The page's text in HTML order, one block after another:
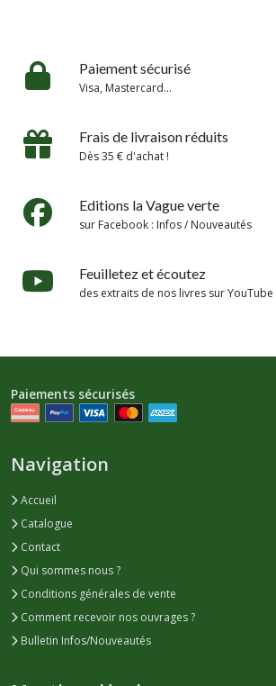
Paiement sécurisé
Visa, Mastercard...
Frais de livraison réduits
Dès 35 € d'achat !
Editions la Vague verte
sur Facebook : Infos / Nouveautés
Feuilletez et écoutez
des extraits de nos livres sur YouTube
Paiements sécurisés
Navigation
Accueil
Catalogue
Contact
Qui sommes nous ?
Conditions générales de vente
Comment recevoir nos ouvrages ?
Bulletin Infos/Nouveautés